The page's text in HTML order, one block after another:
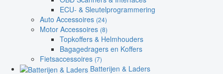
ECU- & Sleutelprogrammering
Auto Accessoires (24)
Motor Accessoires (8)
Topkoffers & Helmhouders
Bagagedragers en Koffers
Fietsaccessoires (7)
Batterijen & Laders